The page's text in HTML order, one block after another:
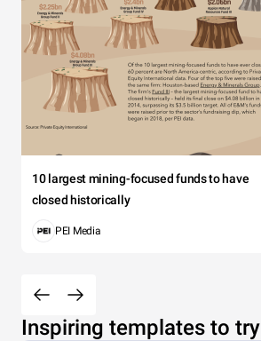
10 largest mining-focused funds to have
closed historically
PEI Media
Inspiring templates to try